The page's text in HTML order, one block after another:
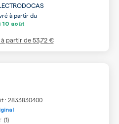
à partir du
10 août
à partir de53,72 €
: 2833830400
(1)